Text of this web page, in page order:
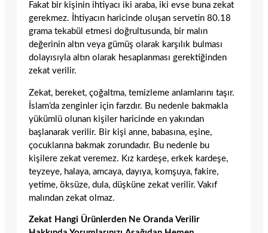
Fakat bir kişinin ihtiyacı iki araba, iki evse buna zekat
gerekmez. İhtiyacın haricinde oluşan servetin 80.18
grama tekabül etmesi doğrultusunda, bir malın
değerinin altın veya gümüş olarak karşılık bulması
dolayısıyla altın olarak hesaplanması gerektiğinden
zekat verilir.
Zekat, bereket, çoğaltma, temizleme anlamlarını taşır.
İslam’da zenginler için farzdır. Bu nedenle bakmakla
yükümlü olunan kişiler haricinde en yakından
başlanarak verilir. Bir kişi anne, babasına, eşine,
çocuklarına bakmak zorundadır. Bu nedenle bu
kişilere zekat veremez. Kız kardeşe, erkek kardeşe,
teyzeye, halaya, amcaya, dayıya, komşuya, fakire,
yetime, öksüze, dula, düşküne zekat verilir. Vakıf
malından zekat olmaz.
Zekat Hangi Ürünlerden Ne Oranda Verilir